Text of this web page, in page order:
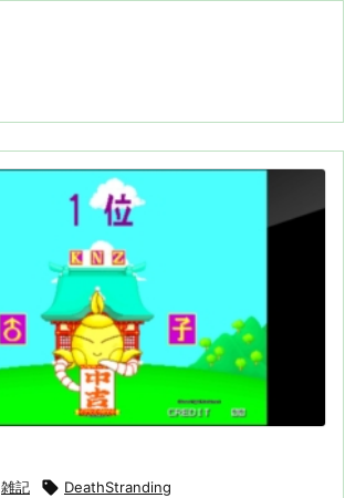
検索
雑記  DeathStranding